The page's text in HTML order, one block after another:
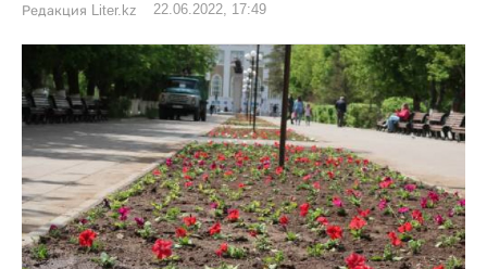
Редакция Liter.kz 22.06.2022, 17:49